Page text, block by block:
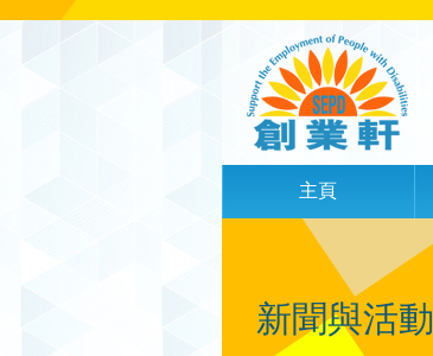
主頁
新聞與活動